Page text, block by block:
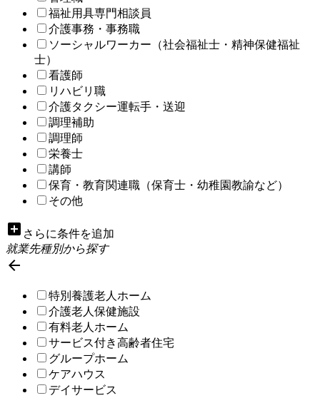
福祉用具専門相談員
介護事務・事務職
ソーシャルワーカー（社会福祉士・精神保健福祉
士）
看護師
リハビリ職
介護タクシー運転手・送迎
調理補助
調理師
栄養士
講師
保育・教育関連職（保育士・幼稚園教諭など）
その他
add_box さらに条件を追加
就業先種別から探す

特別養護老人ホーム
介護老人保健施設
有料老人ホーム
サービス付き高齢者住宅
グループホーム
ケアハウス
デイサービス